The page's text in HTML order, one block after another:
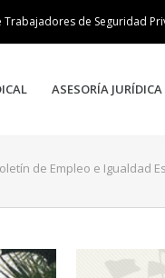
Trabajadores de Seguridad
ASESORÍA JURÍDICA
de Empleo e Igualdad